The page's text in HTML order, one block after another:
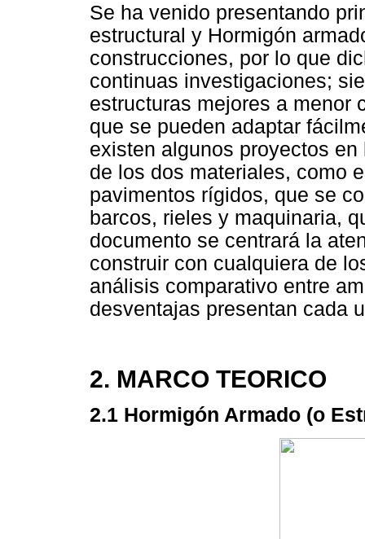
Se ha venido presentando
estructural y Hormigón
construcciones, por lo que
continuas investigaciones;
estructuras mejores a menor
que se pueden adaptar
existen algunos proyectos
de los dos materiales, como
pavimentos rígidos, que se
barcos, rieles y maquinaria,
documento se centrará la
construir con cualquiera de
análisis comparativo entre
desventajas presentan cada
2. MARCO TEORICO
2.1 Hormigón Armado (o